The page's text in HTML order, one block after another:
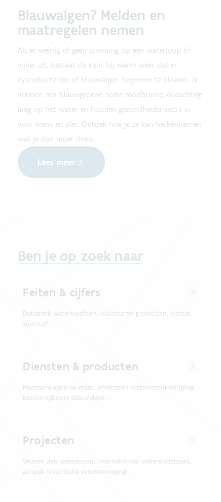
Blauwalgen? Melden en
maatregelen nemen
Als er weinig of geen stroming op een waterloop of
vijver zit, bestaat de kans bij warm weer dat er
cyanobacteriën of blauwalgen beginnen te bloeien. Ze
vormen een blauwgroene, soms roodbruine, olieachtige
laag op het water en houden gezondheidsrisico's in
voor mens en dier. Ontdek hoe je ze kan herkennen en
wat je dan moet doen.
Lees meer
Ben je op zoek naar
Feiten & cijfers
Databank waterkwaliteit, indicatoren pesticiden, nitraat,
zuurstof ...
Diensten & producten
Meetcampagne op maat, onderzoek waterverontreiniging,
beslissingboom blauwalgen ...
Projecten
Werken aan waterlopen, internationaal wateronderzoek,
aanpak historische verontreiniging ...